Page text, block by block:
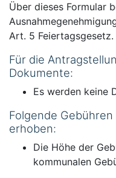
Über dieses Formular
Art. 5 Feiertagsgesetz.
Für die
Dokumente:
Es werden keine
Folgende
erhoben:
Die Höhe der
kommunalen